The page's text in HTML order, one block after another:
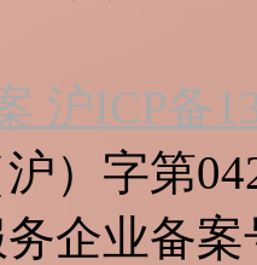
沪ICP备
）字第
企业备案